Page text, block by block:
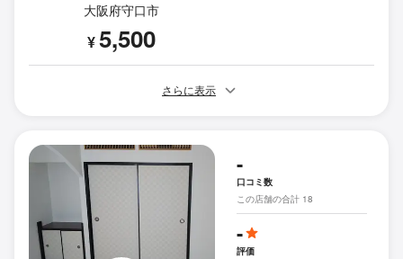
大阪府守口市
¥5,500
さらに表示
-
口コミ数
この店舗の合計 18
-
評価